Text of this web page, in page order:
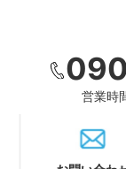
営業時